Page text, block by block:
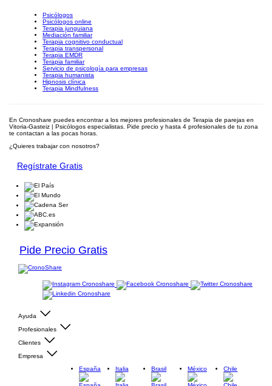
Psicólogos
Psicólogos online
Terapia junguiana
Mediación familiar
Terapia cognitivo conductual
Terapia transpersonal
Terapia EMDR
Terapia familiar
Servicio de psicología para empresas
Terapia humanista
Hipnosis clínica
Terapia Mindfulness
En Cronoshare puedes encontrar a los mejores profesionales de Terapia de parejas en
Vitoria-Gasteiz | Psicólogos especialistas. Pide precio y hasta 4 profesionales de tu zona
te contactan a las pocas horas.
¿Quieres trabajar con nosotros?
Regístrate Gratis
Pide Precio Gratis
Ayuda
Profesionales
Clientes
Empresa
España
Italia Brasil México Chile